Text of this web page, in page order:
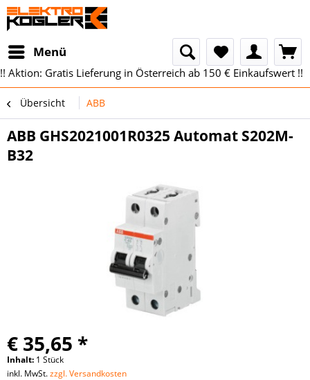
Menü
!! Aktion: Gratis Lieferung in Österreich ab 150 € Einkaufswert !!
Übersicht ABB
ABB GHS2021001R0325 Automat S202M-
B32
€ 35,65 *
Inhalt: 1 Stück
inkl. MwSt.zzgl. Versandkosten